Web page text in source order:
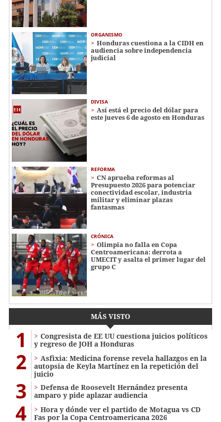
ORGANISMO
Honduras cuestiona a la CIDH en
audiencia sobre independencia
judicial
DIVISA
Así está el precio del dólar para
este jueves 6 de agosto en Honduras
REFORMA
CN aprueba reformas al
Presupuesto 2026 para potenciar
conectividad escolar, industria
militar y eliminar plazas
fantasmas
CRÓNICA
Olimpia no falla en Copa
Centroamericana: derrota a
UMECIT y asalta el primer lugar del
grupo C
MÁS VISTO
1
Congresista de EE UU cuestiona juicios políticos
y regreso de JOH a Honduras
2
Asfixia: Medicina forense revela hallazgos en la
autopsia de Keyla Martínez en la repetición del
juicio
3
Defensa de Roosevelt Hernández presenta
amparo y pide aplazar audiencia
4
Hora y dónde ver el partido de Motagua vs CD
Fas por la Copa Centroamericana 2026